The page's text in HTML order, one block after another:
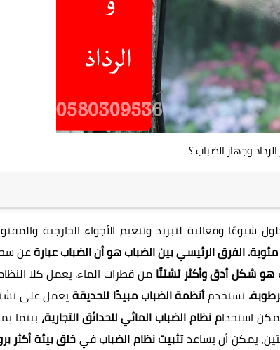
وجهاز الضباب ؟
شيوعًا وفعالية لتبريد وتنعيم الأجواء الخارجية
عن
هو شكل أدق وأكثر تشتتًا من قطرات الماء. يعمل كلا
تستخدمأنظمة الضباب مبيدًا للحديقةيعمل على
استخدام نظام الضباب المائي للحدائق التجارية، بينما
يمكن أن يساعدتثبيت نظام الضبابفيخلق بيئة أكثر